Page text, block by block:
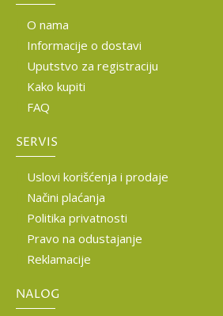
O nama
Informacije o dostavi
Uputstvo za registraciju
Kako kupiti
FAQ
SERVIS
Uslovi korišćenja i prodaje
Načini plaćanja
Politika privatnosti
Pravo na odustajanje
Reklamacije
NALOG